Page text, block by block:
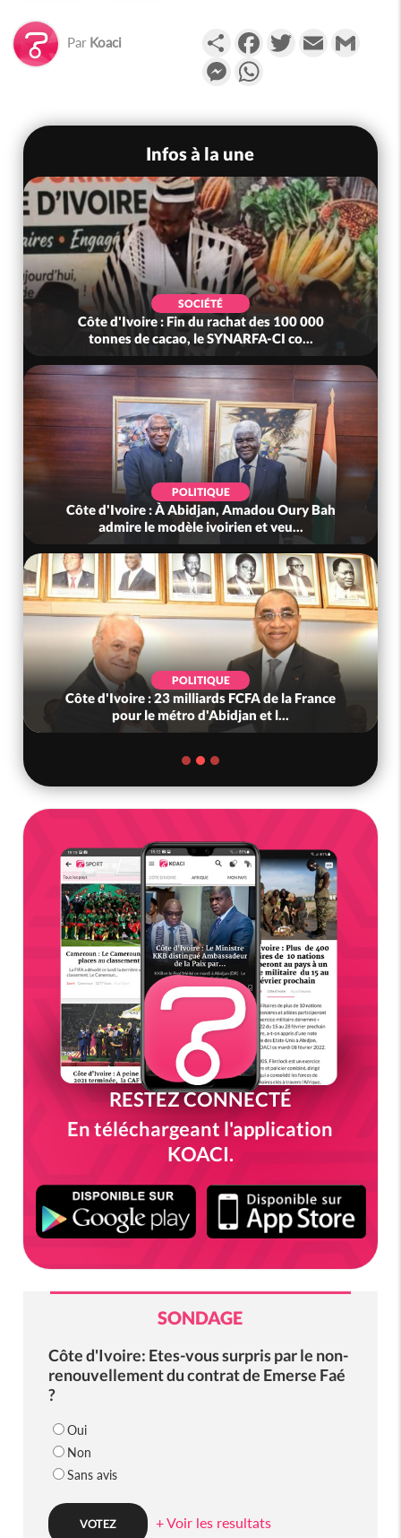
Par Koaci PartagerFacebookTwitterEmail
Messenger
Infos à la une
SOCIÉTÉ
d'Ivoire : Fin du rachat des 100 000
de cacao, le SYNARFA-CI co...
POLITIQUE
: À Abidjan, Amadou Oury Bah
le modèle ivoirien et veu...
POLITIQUE
: 23 milliards FCFA de la France
pour le métro d'Abidjan et l...
Côte d'Ivoire
Côte d'Ivoire
Côte
nous
RESTEZ CONNECTÉ
En téléchargeant l'application
KOACI.
SONDAGE
Côte d'Ivoire: Etes-vous surpris par le non-
renouvellement du contrat de Emerse Faé
?
Oui
Non
Sans avis
+ Voir les resultats